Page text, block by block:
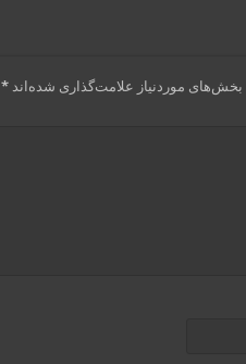
بخش‌های موردنیاز علامت‌گذاری شده‌اند*